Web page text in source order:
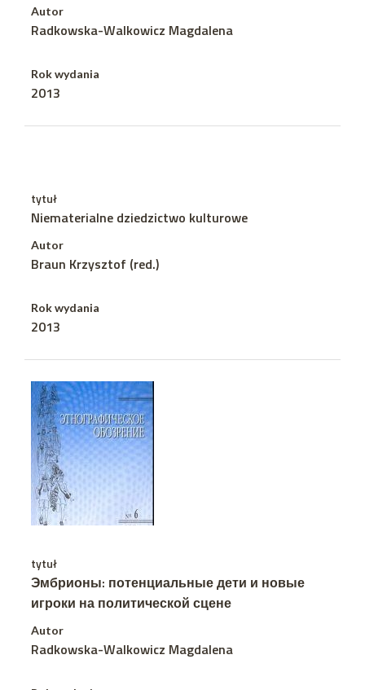
Autor
Radkowska-Walkowicz Magdalena
Rok wydania
2013
tytuł
Niematerialne dziedzictwo kulturowe
Autor
Braun Krzysztof (red.)
Rok wydania
2013
tytuł
Эмбрионы: потенциальные дети и новые
игроки на политической сцене
Autor
Radkowska-Walkowicz Magdalena